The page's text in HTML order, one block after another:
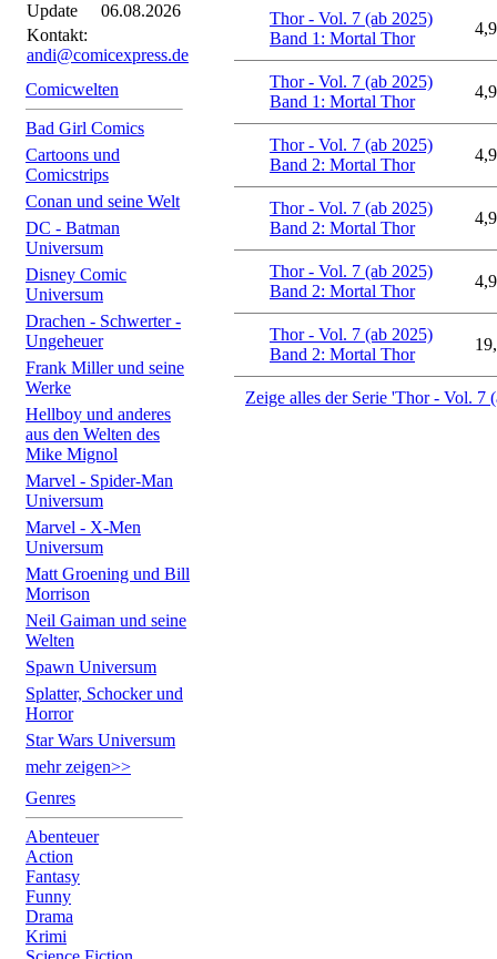
Update
06.08.2026
Kontakt:
andi@comicexpress.de
Comicwelten
Bad Girl Comics
Cartoons und
Comicstrips
Conan und seine Welt
DC - Batman
Universum
Disney Comic
Universum
Drachen - Schwerter -
Ungeheuer
Frank Miller und seine
Werke
Hellboy und anderes
aus den Welten des
Mike Mignol
Marvel - Spider-Man
Universum
Marvel - X-Men
Universum
Matt Groening und Bill
Morrison
Neil Gaiman und seine
Welten
Spawn Universum
Splatter, Schocker und
Horror
Star Wars Universum
mehr zeigen>>
Genres
Abenteuer
Action
Fantasy
Funny
Drama
Krimi
Thor - Vol. 7 (ab 2025)
Band 1: Mortal Thor
Thor - Vol. 7 (ab 2025)
Band 1: Mortal Thor
Thor - Vol. 7 (ab 2025)
Band 2: Mortal Thor
Thor - Vol. 7 (ab 2025)
Band 2: Mortal Thor
Thor - Vol. 7 (ab 2025)
Band 2: Mortal Thor
Thor - Vol. 7 (ab 2025)
Band 2: Mortal Thor
Zeige alles der Serie 'Thor - Vol. 7